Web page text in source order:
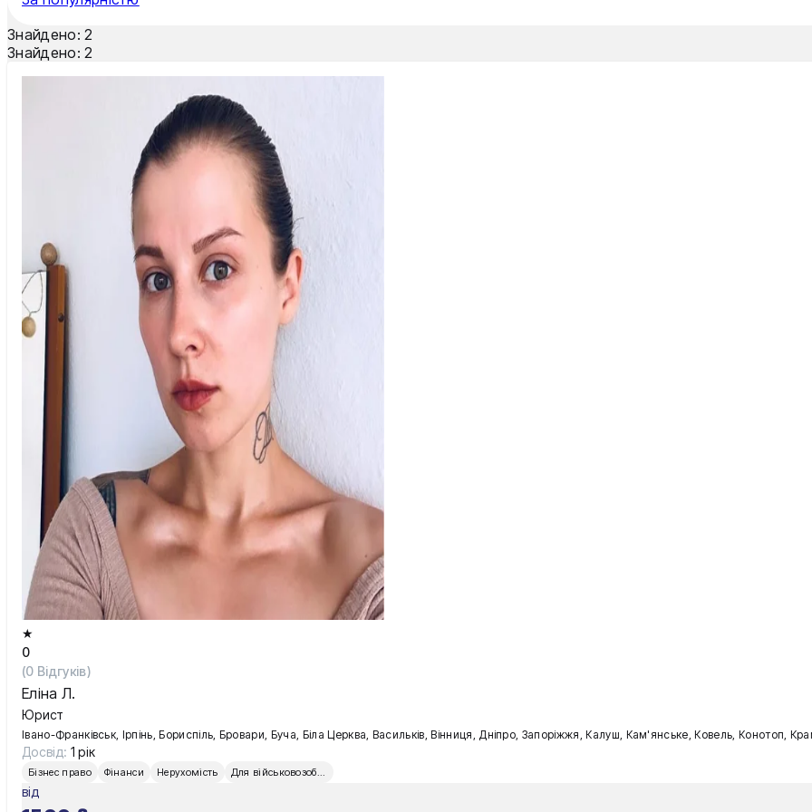
Тернопіль
Ужгород
Умань
Чернівці
Чернігів
Шостка
Житомир
Київ
Львів
Знайдено: 2
Знайдено: 2
★
0
(0 Відгуків)
Еліна Л.
Юрист
Івано-Франківськ, Ірпінь, Бориспіль, Бровари, Буча, Біла Церква, Васильків, Вінниця, Дніпро, Запоріжжя, Калуш, Кам'янське, Ковель,
Досвід: 1 рік
Бізнес право Фінанси Нерухомість
від